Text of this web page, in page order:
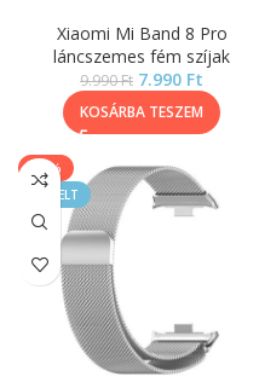
Xiaomi Mi Band 8 Pro
láncszemes fém szíjak
9.990Ft 7.990 Ft
KOSÁRBA TESZEM
-17%
KIEMELT